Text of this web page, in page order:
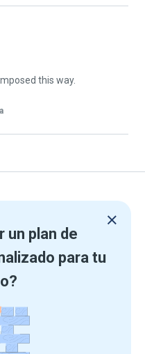
this way.
un plan de
para tu